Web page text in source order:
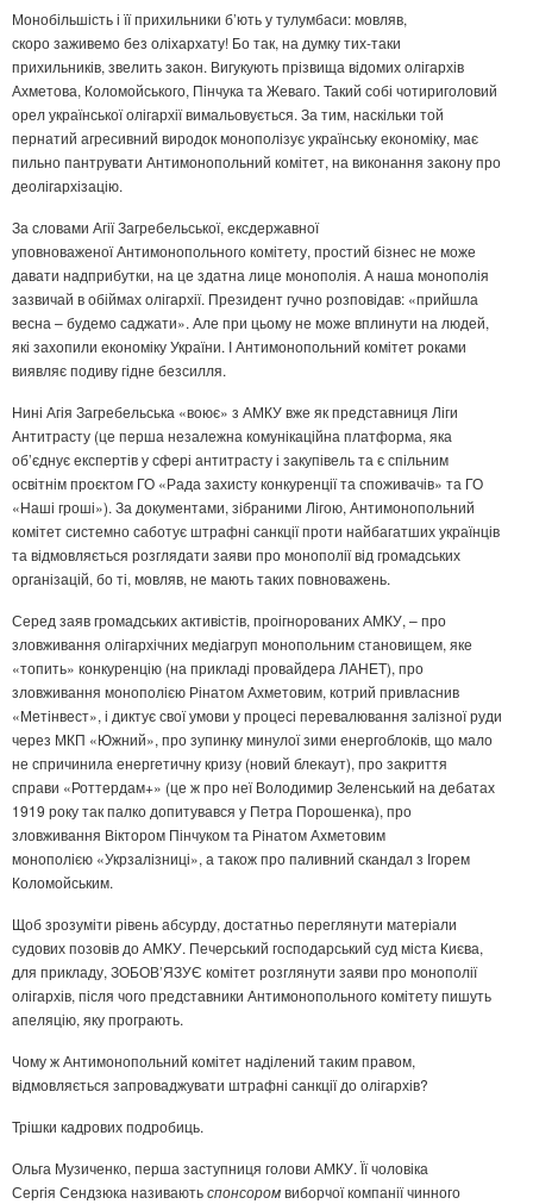
Монобільшість і її прихильники б’ють у тулумбаси: мовляв,
скоро заживемо без оліхархату! Бо так, на думку тих-таки
прихильників, звелить закон. Вигукують прізвища відомих олігархів
Ахметова, Коломойського, Пінчука та Жеваго. Такий собі чотириголовий
орел української олігархії вимальовується. За тим, наскільки той
пернатий агресивний виродок монополізує українську економіку, має
пильно пантрувати Антимонопольний комітет, на виконання закону про
деолігархізацію.
За словами Агії Загребельської, ексдержавної
уповноваженої Антимонопольного комітету, простий бізнес не може
давати надприбутки, на це здатна лице монополія. А наша монополія
зазвичай в обіймах олігархії. Президент гучно розповідав: «прийшла
весна – будемо саджати». Але при цьому не може вплинути на людей,
які захопили економіку України. І Антимонопольний комітет роками
виявляє подиву гідне безсилля.
Нині Агія Загребельська «воює» з АМКУ вже як представниця Ліги
Антитрасту (це перша незалежна комунікаційна платформа, яка
об’єднує експертів у сфері антитрасту і закупівель та є спільним
освітнім проєктом ГО «Рада захисту конкуренції та споживачів» та ГО
«Наші гроші»). За документами, зібраними Лігою, Антимонопольний
комітет системно саботує штрафні санкції проти найбагатших українців
та відмовляється розглядати заяви про монополії від громадських
організацій, бо ті, мовляв, не мають таких повноважень.
Серед заяв громадських активістів, проігнорованих АМКУ, – про
зловживання олігархічних медіагруп монопольним становищем, яке
«топить» конкуренцію (на прикладі провайдера ЛАНЕТ), про
зловживання монополією Рінатом Ахметовим, котрий привласнив
«Метінвест», і диктує свої умови у процесі перевалювання залізної руди
через МКП «Южний», про зупинку минулої зими енергоблоків, що мало
не спричинила енергетичну кризу (новий блекаут), про закриття
справи «Роттердам+» (це ж про неї Володимир Зеленський на дебатах
1919 року так палко допитувався у Петра Порошенка), про
зловживання Віктором Пінчуком та Рінатом Ахметовим
монополією «Укрзалізниці», а також про паливний скандал з Ігорем
Коломойським.
Щоб зрозуміти рівень абсурду, достатньо переглянути матеріали
судових позовів до АМКУ. Печерський господарський суд міста Києва,
для прикладу, ЗОБОВ’ЯЗУЄ комітет розглянути заяви про монополії
олігархів, після чого представники Антимонопольного комітету пишуть
апеляцію, яку програють.
Чому ж Антимонопольний комітет наділений таким правом,
відмовляється запроваджувати штрафні санкції до олігархів?
Трішки кадрових подробиць.
Ольга Музиченко, перша заступниця голови АМКУ. Її чоловіка
Сергія Сендзюка називаютьспонсоромвиборчої компанії чинного